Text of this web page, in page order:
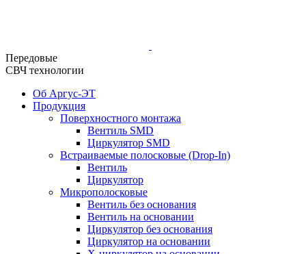
Передовые
СВЧ технологии
Об Аргус-ЭТ
Продукция
Поверхностного монтажа
Вентиль SMD
Циркулятор SMD
Встраиваемые полосковые (Drop-In)
Вентиль
Циркулятор
Микрополосковые
Вентиль без основания
Вентиль на основании
Циркулятор без основания
Циркулятор на основании